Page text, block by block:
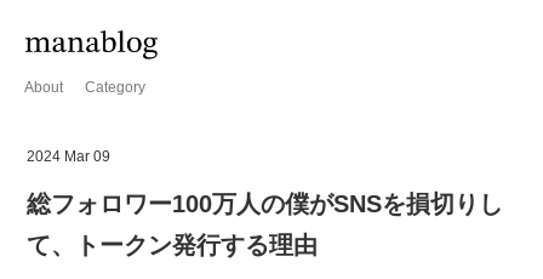
About Category
2024 Mar 09
総フォロワー100万人の僕がSNSを損切りし
て、トークン発行する理由